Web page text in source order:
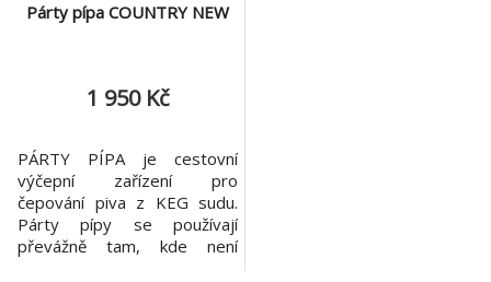
Párty pípa COUNTRY NEW
1 950 Kč
PÁRTY PÍPA je cestovní
výčepní zařízení pro
čepování piva z KEG sudu.
Párty pípy se používají
převážně tam, kde není